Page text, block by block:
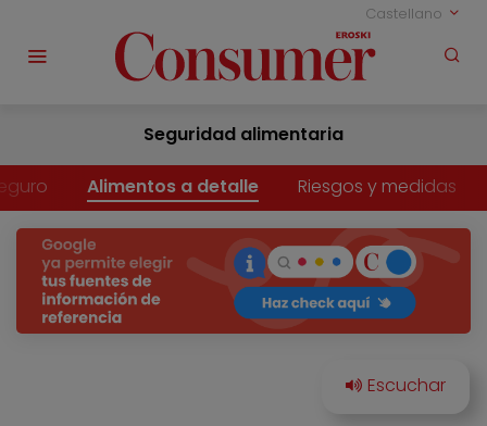
Castellano
Seguridad alimentaria
Alimentos a detalle Riesgos y medidas